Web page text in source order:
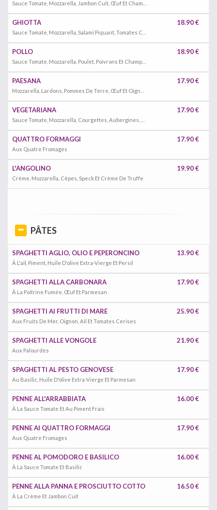
GHIOTTA 18.90 €
POLLO 18.90 €
PAESANA 17.90 €
VEGETARIANA 17.90 €
QUATTRO FORMAGGI
Aux Quatre Fromages
17.90 €
L'ANGOLINO
Crème, Mozzarella, Cèpes, Speck Et Crème De Truffe
19.90 €
PÂTES
SPAGHETTI AGLIO, OLIO E PEPERONCINO
À L'ail, Piment, Huile D'olive Extra-Vierge Et Persil
13.90 €
SPAGHETTI ALLA CARBONARA
À La Poitrine Fumée, Œuf Et Parmesan
17.90 €
SPAGHETTI AI FRUTTI DI MARE
Aux Fruits De Mer, Oignon, Ail Et Tomates Cerises
25.90 €
SPAGHETTI ALLE VONGOLE
Aux Palourdes
21.90 €
SPAGHETTI AL PESTO GENOVESE
Au Basilic, Huile D'olive Extra-Vierge Et Parmesan
17.90 €
PENNE ALL'ARRABBIATA
À La Sauce Tomate Et Au Piment Frais
16.00 €
PENNE AI QUATTRO FORMAGGI
Aux Quatre Fromages
17.90 €
PENNE AL POMODORO E BASILICO
À La Sauce Tomate Et Basilic
16.00 €
PENNE ALLA PANNA E PROSCIUTTO COTTO
À La Crème Et Jambon Cuit
16.50 €